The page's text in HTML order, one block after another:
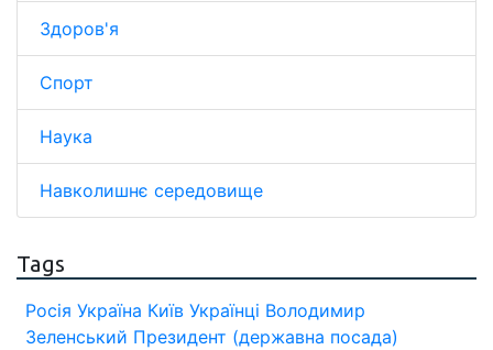
Здоров'я
Спорт
Наука
Навколишнє середовище
Tags
Росія Україна Київ Українці Володимир
Зеленський Президент (державна посада)